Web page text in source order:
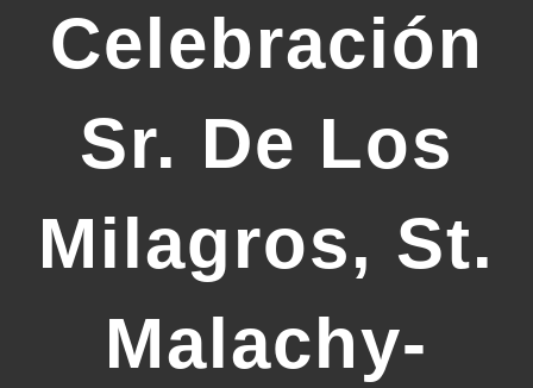
Celebración
Sr. De Los
Milagros, St.
Malachy-